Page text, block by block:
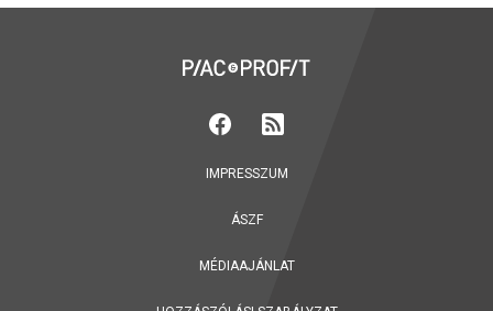
IMPRESSZUM
ÁSZF
MÉDIAAJÁNLAT